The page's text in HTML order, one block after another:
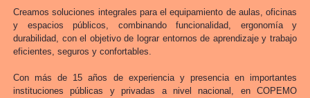
Creamos soluciones integrales para el equipamiento de aulas, oficinas
y espacios públicos, combinando funcionalidad, ergonomía y
durabilidad, con el objetivo de lograr entornos de aprendizaje y trabajo
eficientes, seguros y confortables.
Con más de 15 años de experiencia y presencia en importantes
instituciones públicas y privadas a nivel nacional, en COPEMO